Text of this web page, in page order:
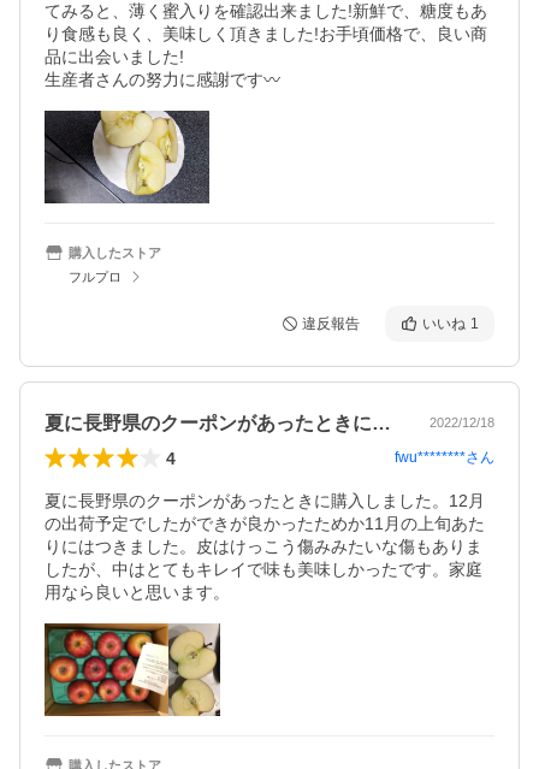
てみると、薄く蜜入りを確認出来ました!新鮮で、糖度もあ
り食感も良く、美味しく頂きました!お手頃価格で、良い商
品に出会いました!
生産者さんの努力に感謝です〰️
購入したストア
フルプロ
違反報告 いいね 1
夏に長野県のクーポンがあったときに購入… 2022/12/18
4 fwu********さん
夏に長野県のクーポンがあったときに購入しました。12月
の出荷予定でしたができが良かったためか11月の上旬あた
りにはつきました。皮はけっこう傷みみたいな傷もありま
したが、中はとてもキレイで味も美味しかったです。家庭
用なら良いと思います。
購入したストア